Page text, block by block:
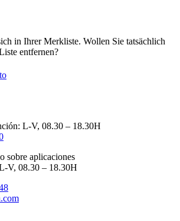
in Ihrer Merkliste. Wollen Sie tatsächlich
entfernen?
L-V, 08.30 – 18.30H
sobre aplicaciones
V, 08.30 – 18.30H